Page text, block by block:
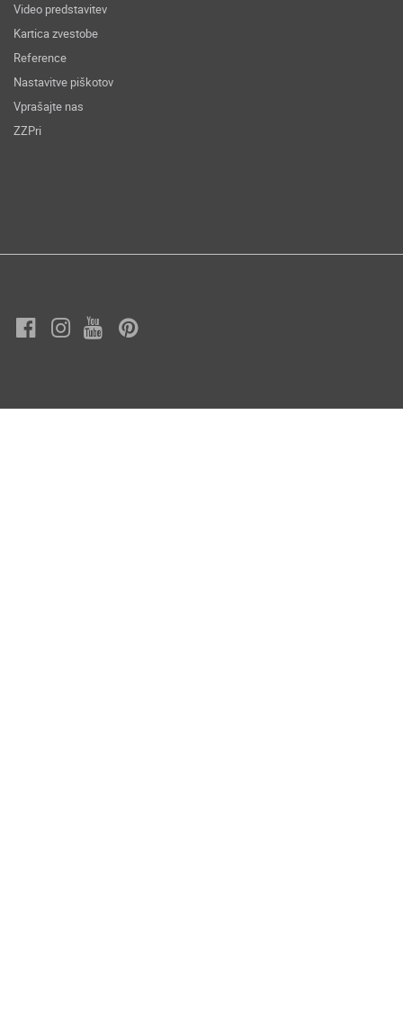
Video predstavitev
Kartica zvestobe
Reference
Nastavitve piškotov
Vprašajte nas
ZZPri